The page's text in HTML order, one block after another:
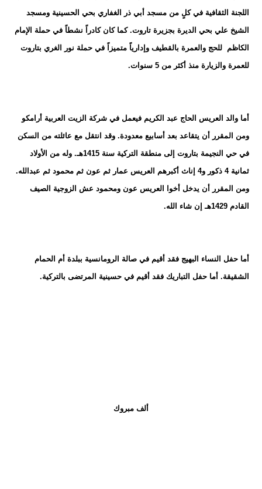
اللجنة الثقافية في كلٍ من مسجد أبي ذر الغفاري بحي الحسينية ومسجد
الشيخ علي بحي الديرة بجزيرة تاروت. كما كان كادراً نشطاً في حملة الإمام
الكاظم للحج والعمرة بالقطيف وإدارياً متميزاً في حملة نور الغري بتاروت
للعمرة والزيارة منذ أكثر من 5 سنوات.
أما والد العريس الحاج عبد الكريم فيعمل في شركة الزيت العربية أرامكو
ومن المقرر أن يتقاعد بعد أسابيع معدودة. وقد انتقل مع عائلته من السكن
في حي النجيمة بتاروت إلى منطقة التركية سنة 1415هـ. وله من الأولاد
ثمانية 4 ذكور و4 إناث أكبرهم العريس عمار ثم عون ثم محمود ثم عبدالله.
ومن المقرر أن يدخل أخوا العريس عون ومحمود عش الزوجية الصيف
القادم 1429هـ إن شاء الله.
أما حفل النساء البهيج فقد أقيم في صالة الرومانسية ببلدة أم الحمام
الشقيقة. أما حفل التباريك فقد أقيم في حسينية المرتضى بالتركية.
ألف مبروك